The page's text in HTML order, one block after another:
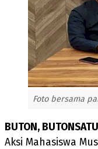
Foto bersama
BUTON,
Aksi Mahasiswa